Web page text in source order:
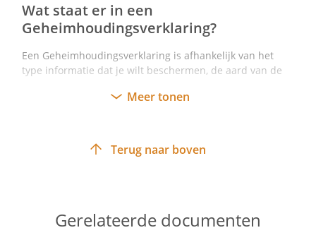
Wat staat er in een
Geheimhoudingsverklaring?
Een Geheimhoudingsverklaring is afhankelijk van het
type informatie dat je wilt beschermen, de aard van de
de informatie wilt beschermen. Sommige informatie
de gegevens van de partijen betrokken bij de
Geheimhoudingsverklaring
het doel waarvoor de vertrouwelijke informatie
Meer tonen
Terug naar boven
Gerelateerde documenten